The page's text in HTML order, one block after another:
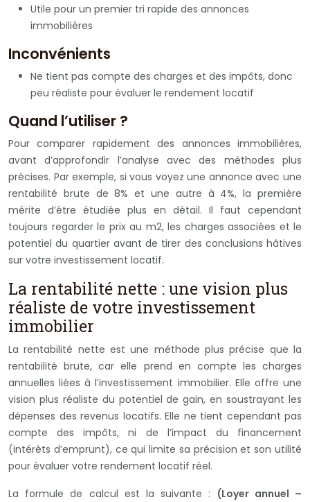
Utile pour un premier tri rapide des annonces
immobilières
Inconvénients
Ne tient pas compte des charges et des impôts, donc
peu réaliste pour évaluer le rendement locatif
Quand l’utiliser ?
Pour comparer rapidement des annonces immobilières,
avant d’approfondir l’analyse avec des méthodes plus
précises. Par exemple, si vous voyez une annonce avec une
rentabilité brute de 8% et une autre à 4%, la première
mérite d’être étudiée plus en détail. Il faut cependant
toujours regarder le prix au m2, les charges associées et le
potentiel du quartier avant de tirer des conclusions hâtives
sur votre investissement locatif.
La rentabilité nette : une vision plus
réaliste de votre investissement
immobilier
La rentabilité nette est une méthode plus précise que la
rentabilité brute, car elle prend en compte les charges
annuelles liées à l’investissement immobilier. Elle offre une
vision plus réaliste du potentiel de gain, en soustrayant les
dépenses des revenus locatifs. Elle ne tient cependant pas
compte des impôts, ni de l’impact du financement
(intérêts d’emprunt), ce qui limite sa précision et son utilité
pour évaluer votre rendement locatif réel.
La formule de calcul est la suivante : (Loyer annuel –